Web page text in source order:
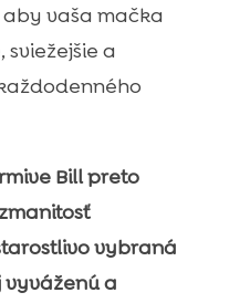
vaša mačka
a
Bill preto
vybraná
a